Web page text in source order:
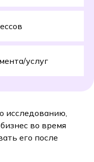
услуг
исследованию,
во время
его после